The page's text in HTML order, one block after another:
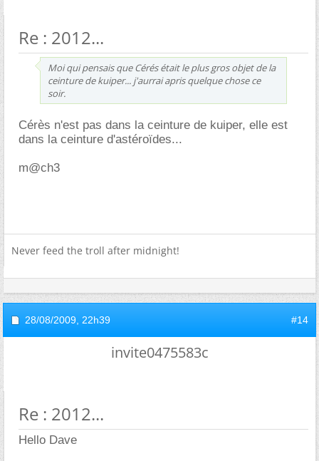
Re : 2012...
Moi qui pensais que Cérés était le plus gros objet de la
ceinture de kuiper... j'aurrai apris quelque chose ce
soir.
Cérès n'est pas dans la ceinture de kuiper, elle est
dans la ceinture d'astéroïdes...
m@ch3
Never feed the troll after midnight!
28/08/2009, 22h39 #14
invite0475583c
Re : 2012...
Hello Dave